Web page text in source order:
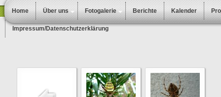
Home Über uns Fotogalerie Berichte Kalender
Impressum/Datenschutzerklärung